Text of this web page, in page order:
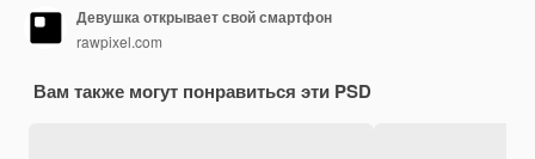
Девушка открывает свой смартфон
rawpixel.com
Вам также могут понравиться эти PSD